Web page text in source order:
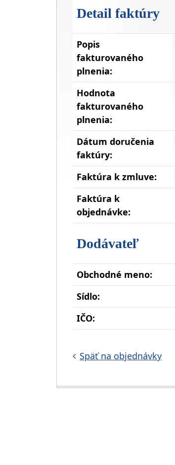
Detail faktúry
Popis
fakturovaného
plnenia:
Hodnota
fakturovaného
plnenia:
Dátum doručenia
faktúry:
Faktúra k zmluve:
Faktúra k
objednávke:
Dodávateľ
Obchodné meno:
Sídlo:
IČO:
Späť na objednávky